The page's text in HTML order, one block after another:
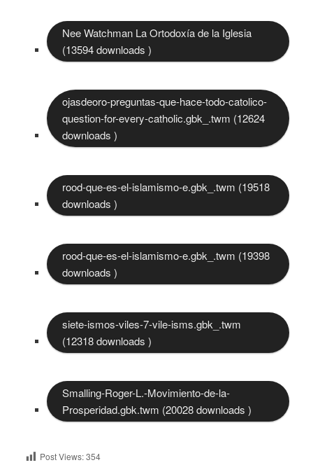
Nee Watchman La Ortodoxía de la Iglesia
(13594 downloads )
ojasdeoro-preguntas-que-hace-todo-catolico-
question-for-every-catholic.gbk_.twm (12624
downloads )
rood-que-es-el-islamismo-e.gbk_.twm (19518
downloads )
rood-que-es-el-islamismo-e.gbk_.twm (19398
downloads )
siete-ismos-viles-7-vile-isms.gbk_.twm
(12318 downloads )
Smalling-Roger-L.-Movimiento-de-la-
Prosperidad.gbk.twm (20028 downloads )
Post Views:354